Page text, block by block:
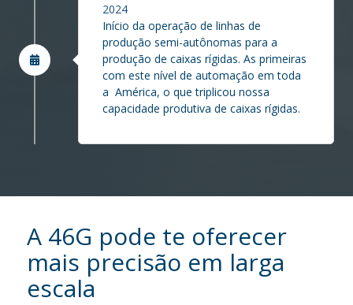
2024
Início da operação de linhas de
produção semi-autônomas para a
produção de caixas rígidas. As primeiras
com este nível de automação em toda
a América, o que triplicou nossa
capacidade produtiva de caixas rígidas.
A 46G pode te oferecer
mais precisão em larga
escala